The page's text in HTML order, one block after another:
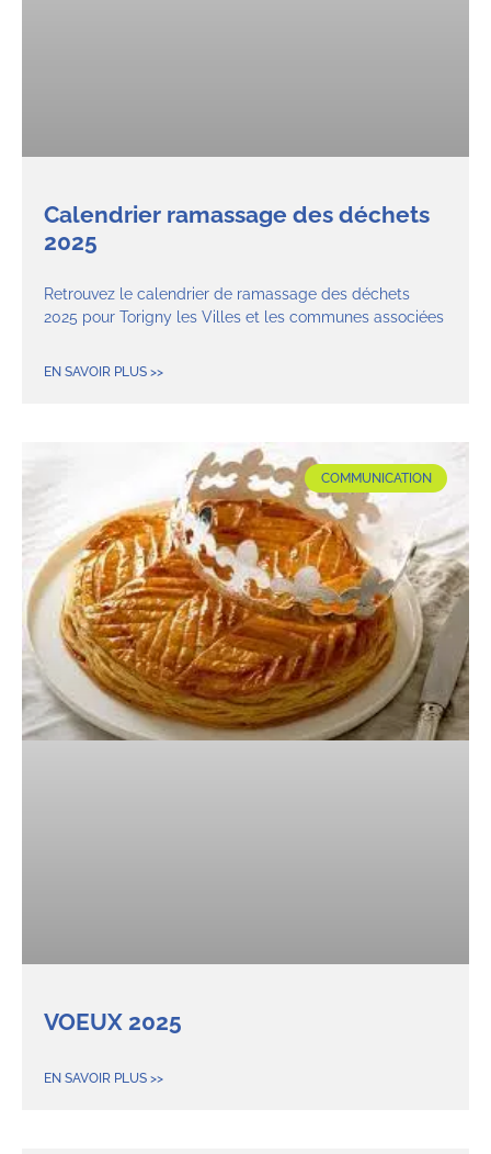
Calendrier ramassage des déchets
2025
Retrouvez le calendrier de ramassage des déchets
2025 pour Torigny les Villes et les communes associées
EN SAVOIR PLUS >>
COMMUNICATION
VOEUX 2025
EN SAVOIR PLUS >>